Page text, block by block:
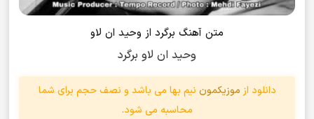
متن آهنگ برگرد از وحید ان لاو
وحید ان لاو برگرد
دانلود ازموزیکمون نیم بها می باشد و نصف حجم برای شما
محاسبه می شود.